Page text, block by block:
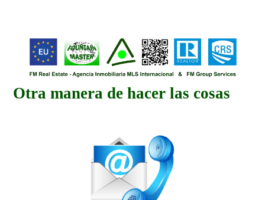
Otra manera de hacer las cosas